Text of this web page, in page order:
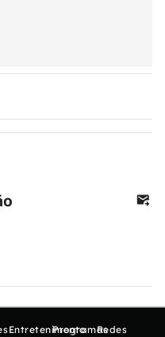
Entretenimento
ProgramasRedes